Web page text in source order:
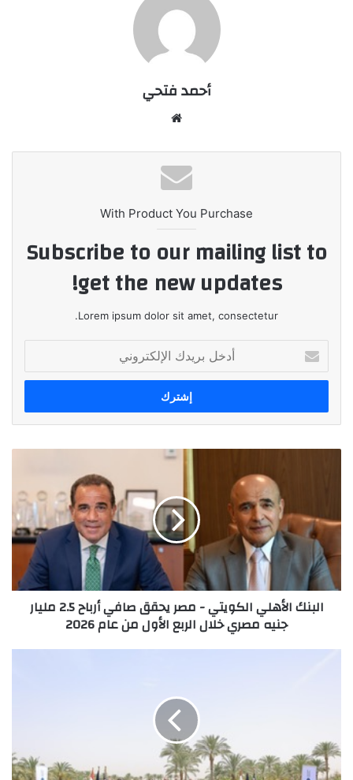
أحمد فتحي
With Product You Purchase
Subscribe to our mailing list to
get the new updates!
Lorem ipsum dolor sit amet, consectetur.
بريدك
الإلكتروني
مصر
يحقق
صافي
أرباح
2.5
مليار
البنك الأهلي الكويتي - مصر يحقق صافي أرباح 2.5 مليار
جنيه مصري خلال الربع الأول من عام 2026
الثامنة
من
تقرير